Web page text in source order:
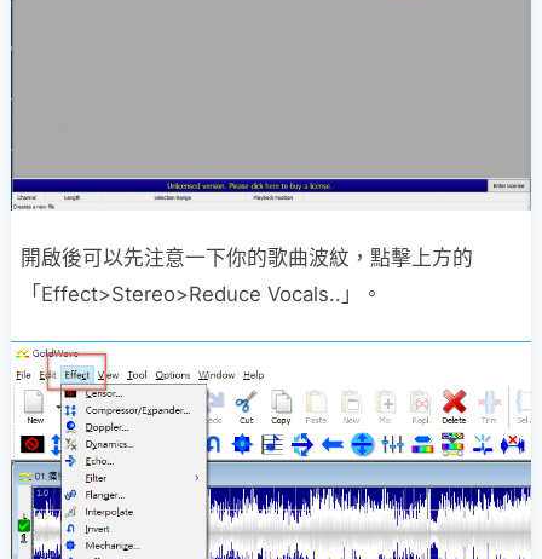
開啟後可以先注意一下你的歌曲波紋，點擊上方的
「Effect>Stereo>Reduce Vocals..」。